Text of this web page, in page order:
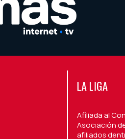
LA LIGA
Afiliada al
Asociación
afiliados